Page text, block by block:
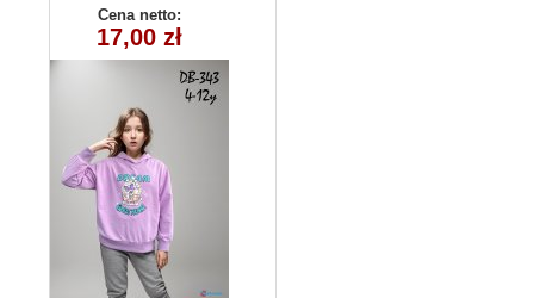
dziecięca
290525-DB343
(4-12) 10szt
Cena netto:
17,00 zł